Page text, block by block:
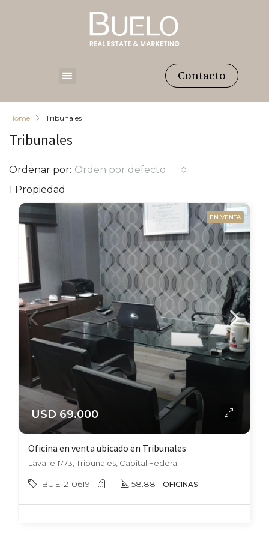
Contacto
Home Tribunales
Tribunales
1 Propiedad
Ordenar por: Orden por defecto
EN VENTA
USD 69.000
Oficina en venta ubicado en Tribunales
Lavalle 1773, Tribunales, Capital Federal
BUE-210619 1 58.88 OFICINAS